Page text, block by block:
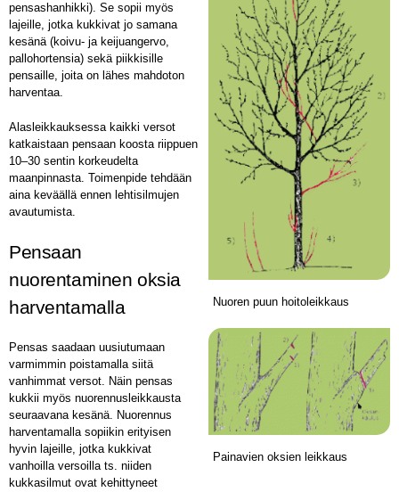
pensashanhikki). Se sopii myös
lajeille, jotka kukkivat jo samana
kesänä (koivu- ja keijuangervo,
pallohortensia) sekä piikkisille
pensaille, joita on lähes mahdoton
harventaa.
Alasleikkauksessa kaikki versot
katkaistaan pensaan koosta riippuen
10–30 sentin korkeudelta
maanpinnasta. Toimenpide tehdään
aina keväällä ennen lehtisilmujen
avautumista.
Pensaan
nuorentaminen oksia
harventamalla
Pensas saadaan uusiutumaan
varmimmin poistamalla siitä
vanhimmat versot. Näin pensas
kukkii myös nuorennusleikkausta
seuraavana kesänä. Nuorennus
harventamalla sopiikin erityisen
hyvin lajeille, jotka kukkivat
vanhoilla versoilla ts. niiden
kukkasilmut ovat kehittyneet
Nuoren puun hoitoleikkaus
Painavien oksien leikkaus